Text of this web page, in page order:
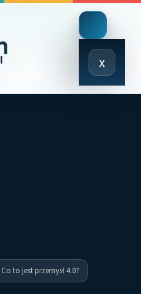
x
Close
Menu
Co to jest przemysł 4.0?